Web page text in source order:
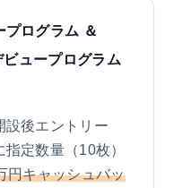
プログラム ＆
ュープログラム
設後エントリー
定数量（10枚）
円キャッシュバッ